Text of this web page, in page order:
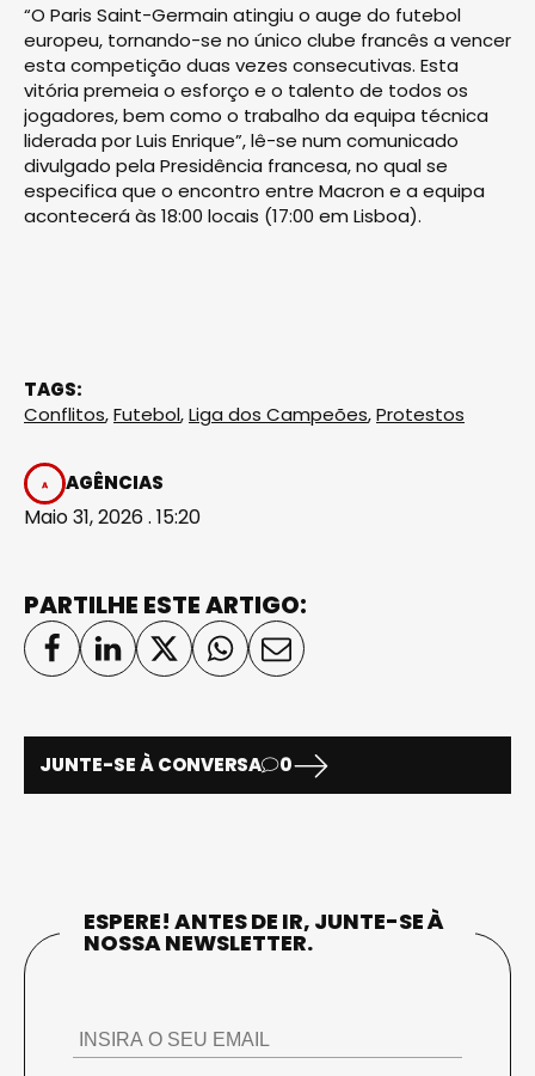
“O Paris Saint-Germain atingiu o auge do futebol
europeu, tornando-se no único clube francês a vencer
esta competição duas vezes consecutivas. Esta
vitória premeia o esforço e o talento de todos os
jogadores, bem como o trabalho da equipa técnica
liderada por Luis Enrique”, lê-se num comunicado
divulgado pela Presidência francesa, no qual se
especifica que o encontro entre Macron e a equipa
acontecerá às 18:00 locais (17:00 em Lisboa).
TAGS:
Conflitos,Futebol,Liga dos Campeões,Protestos
AGÊNCIAS
Maio 31, 2026 . 15:20
PARTILHE ESTE ARTIGO:
JUNTE-SE À CONVERSA 0
ESPERE! ANTES DE IR, JUNTE-SE À
NOSSA NEWSLETTER.